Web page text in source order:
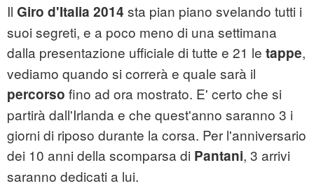
Il Giro d'Italia 2014 sta pian piano svelando tutti i
suoi segreti, e a poco meno di una settimana
dalla presentazione ufficiale di tutte e 21 le tappe,
vediamo quando si correrà e quale sarà il
percorso fino ad ora mostrato. E' certo che si
partirà dall'Irlanda e che quest'anno saranno 3 i
giorni di riposo durante la corsa. Per l'anniversario
dei 10 anni della scomparsa di Pantani, 3 arrivi
saranno dedicati a lui.